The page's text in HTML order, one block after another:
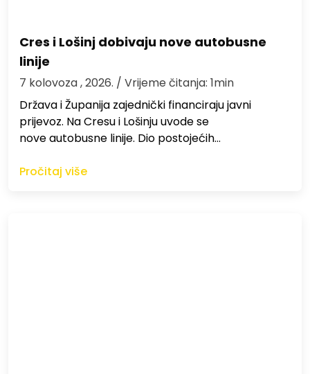
Cres i Lošinj dobivaju nove autobusne
linije
7 kolovoza , 2026. / Vrijeme čitanja: 1min
Država i Županija zajednički financiraju javni
prijevoz. Na Cresu i Lošinju uvode se
nove autobusne linije. Dio postojećih…
Pročitaj više